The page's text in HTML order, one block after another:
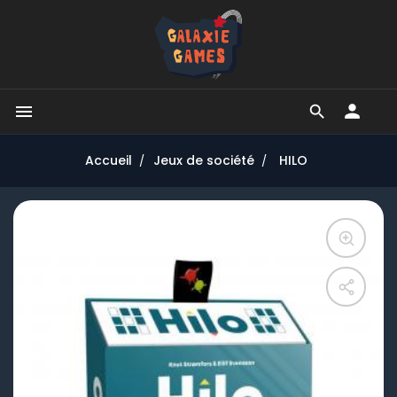


Accueil Jeux de société HILO